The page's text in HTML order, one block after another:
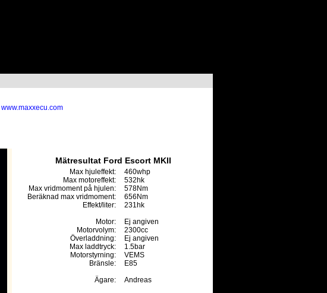
www.maxxecu.com
Mätresultat Ford Escort MKII
Max hjuleffekt:
460whp
Max motoreffekt:
532hk
Max vridmoment på hjulen:
578Nm
Beräknad max vridmoment:
656Nm
Effekt/liter:
231hk
Motor:
Ej angiven
Motorvolym:
2300cc
Överladdning:
Ej angiven
Max laddtryck:
1.5bar
Motorstyrning:
VEMS
Bränsle:
E85
Ägare:
Andreas